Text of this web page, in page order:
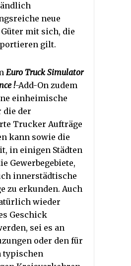
neue
mit sich, die
gilt.
Euro Truck Simulator
!-Add-On zudem
einheimische
die der
Trucker Aufträge
kann sowie die
in einigen Städten
Gewerbegebiete,
innerstädtische
zu erkunden. Auch
wieder
Geschick
sei es an
oder den für
typischen